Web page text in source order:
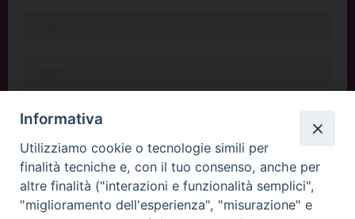
Informativa
Utilizziamo cookie o tecnologie simili per
finalità tecniche e, con il tuo consenso, anche per
altre finalità ("interazioni e funzionalità semplici",
"miglioramento dell'esperienza", "misurazione" e